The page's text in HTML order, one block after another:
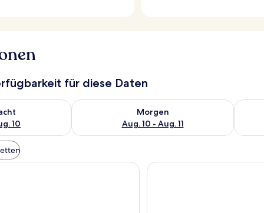
für diese Daten
10
für heute Nacht, Aug. 9 - Aug. 10.
Morgen
Aug. 10 - Aug. 11
Überprüfe die Verfügbarkeit für morgen, Aug.